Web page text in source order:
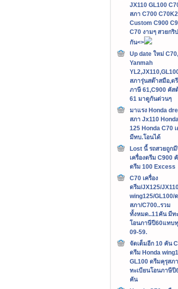
JX110 GL100
สภา C700
Custom C900
C70 งามๆ สวยกริ
กัน<>
Up date ใหม่ C70,
Yanmah
สภารุ่นสต๊าสมือ,ด
ภาษี 61,C900 คัส
61 มาดูกันด่วนๆ
มาแรง Honda
สภา Jx110
125 Honda C70
มีทบ.โอนได้
Lost นี้ รถสวยถูกมี
เครื่องดรีม C900
ดรีม 100 Excess
C70 เครื่อง
ดรีม/JX125/
wing125/GL100/
สภา/C700..รวม
ทั้งหมด..11คัน มีท
โอนภาษีปี60แทบ
09-59.
จัดเต็มอีก 10 คัน
ดรีม Honda
GL100 ดรีมคุรุสภ
ทะเบียนโอนภาษี
คัน